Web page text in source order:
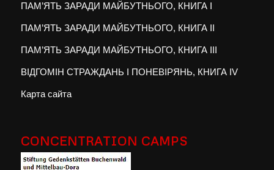
ПАМ’ЯТЬ ЗАРАДИ МАЙБУТНЬОГО, КНИГА I
ПАМ’ЯТЬ ЗАРАДИ МАЙБУТНЬОГО, КНИГА II
ПАМ’ЯТЬ ЗАРАДИ МАЙБУТНЬОГО, КНИГА III
ВІДГОМІН СТРАЖДАНЬ І ПОНЕВІРЯНЬ, КНИГА IV
Карта сайта
CONCENTRATION CAMPS